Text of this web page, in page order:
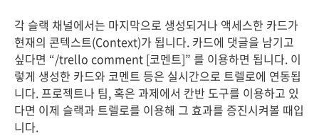
각 슬랙 채널에서는 마지막으로 생성되거나 액세스한 카드가
현재의 콘텍스트(Context)가 됩니다. 카드에 댓글을 남기고
싶다면 “/trello comment [코멘트]” 를 이용하면 됩니다. 이
렇게 생성한 카드와 코멘트 등은 실시간으로 트렐로에 연동됩
니다. 프로젝트나 팀, 혹은 과제에서 칸반 도구를 이용하고 있
다면 이제 슬랙과 트렐로를 이용해 그 효과를 증진시켜볼 때입
니다.